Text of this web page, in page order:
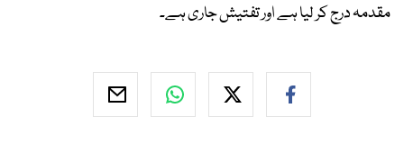
مقدمہ درج کر لیا ہے اور تفتیش جاری ہے۔